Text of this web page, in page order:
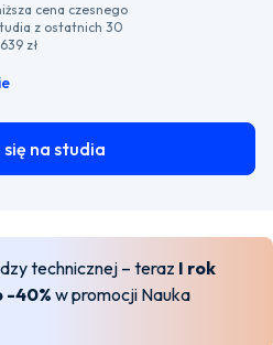
że istnieje możliwość wyboru
cena czesnego
z ostatnich 30
639 zł
się na studia
technicznej – teraz I rok
-40% w promocji Nauka